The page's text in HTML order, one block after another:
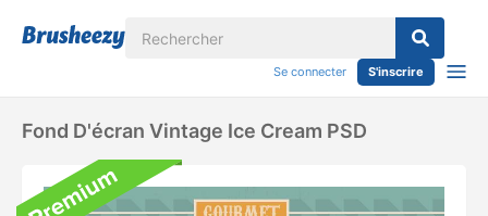
Se connecter S'inscrire
Fond D'écran Vintage Ice Cream PSD